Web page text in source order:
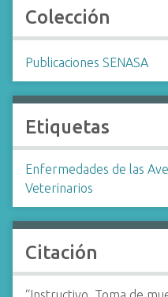
Colección
Publicaciones SENASA
Etiquetas
Enfermedades de las
Veterinarios
Citación